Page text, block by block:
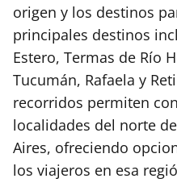
origen y los destinos
principales destinos
Estero, Termas de Río
Tucumán, Rafaela y
recorridos permiten
localidades del norte
Aires, ofreciendo
los viajeros en esa